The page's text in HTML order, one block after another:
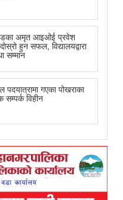
अमृत आइओई प्रवेश
दोस्रो हुन सफल, विद्यालयद्वारा
सम्मान
पदयात्रामा गएका पोखराका
विहीन